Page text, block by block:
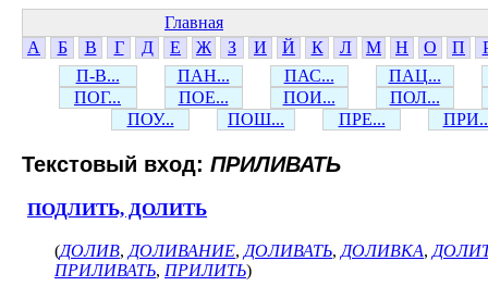
Главная
А
Б В Г Д Е Ж З И Й К Л М Н О П
П-В...
ПАН... ПАС...
ПАЦ...
ПОГ...
ПОЕ... ПОИ...
ПОЛ...
ПОУ...
ПОШ... ПРЕ...
Текстовый вход: ПРИЛИВАТЬ
ПОДЛИТЬ, ДОЛИТЬ
(ДОЛИВ, ДОЛИВАНИЕ, ДОЛИВАТЬ, ДОЛИВКА,
ПРИЛИВАТЬ, ПРИЛИТЬ)